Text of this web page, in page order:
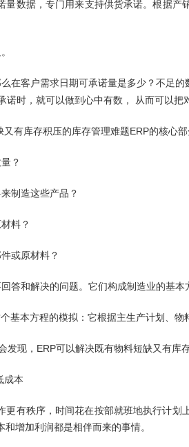
量数据，专门用来支持供货承诺。根据产
在客户需求日期可承诺量是多少？不足的
诺时，就可以做到心中有数，
从而可以把
又有库存积压的库存管理难题ERP的核心
？
制造这些产品？
料？
或原材料？
答和解决的问题。它们构成制造业的基本
基本方程的模拟：它根据主生产计划、物
发现， ERP可以解决既有物料短缺又有库
成本
更有秩序，时间花在按部就班地执行计
增加利润都是相伴而来的事情。